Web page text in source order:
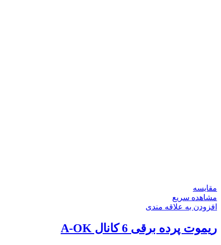
مقایسه
مشاهده سریع
افزودن به علاقه مندی
ریموت پرده برقی 6 کانال A-OK